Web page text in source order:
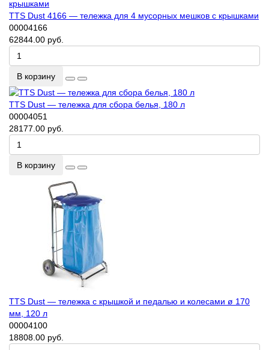
TTS Dust 4166 — тележка для 4 мусорных мешков с крышками
00004166
62844.00 руб.
В корзину
TTS Dust — тележка для сбора белья, 180 л
00004051
28177.00 руб.
В корзину
TTS Dust — тележка с крышкой и педалью и колесами ø 170
мм, 120 л
00004100
18808.00 руб.